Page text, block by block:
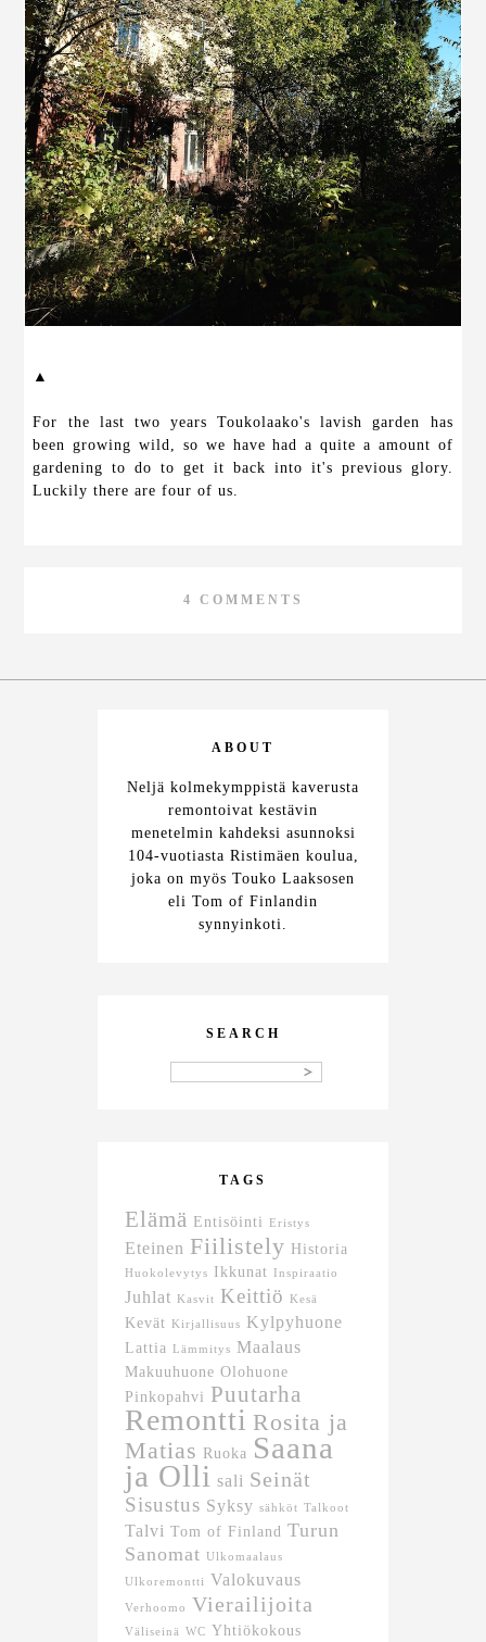
▲
For the last two years Toukolaako's lavish garden has
been growing wild, so we have had a quite a amount of
gardening to do to get it back into it's previous glory.
Luckily there are four of us.
4 COMMENTS
ABOUT
Neljä kolmekymppistä kaverusta
remontoivat kestävin
menetelmin kahdeksi asunnoksi
104-vuotiasta Ristimäen koulua,
joka on myös Touko Laaksosen
eli Tom of Finlandin
synnyinkoti.
SEARCH
TAGS
Elämä Entisöinti Eristys
Eteinen Fiilistely Historia
Huokolevytys Ikkunat Inspiraatio
Juhlat Kasvit Keittiö Kesä
Kevät Kirjallisuus Kylpyhuone
Lattia Lämmitys Maalaus
Makuuhuone Olohuone
Pinkopahvi Puutarha
Remontti Rosita ja
Matias Ruoka Saana
ja Olli sali Seinät
Sisustus Syksy sähköt Talkoot
Talvi Tom of Finland Turun
Sanomat Ulkomaalaus
Ulkoremontti Valokuvaus
Verhoomo Vierailijoita
Väliseinä WC Yhtiökokous